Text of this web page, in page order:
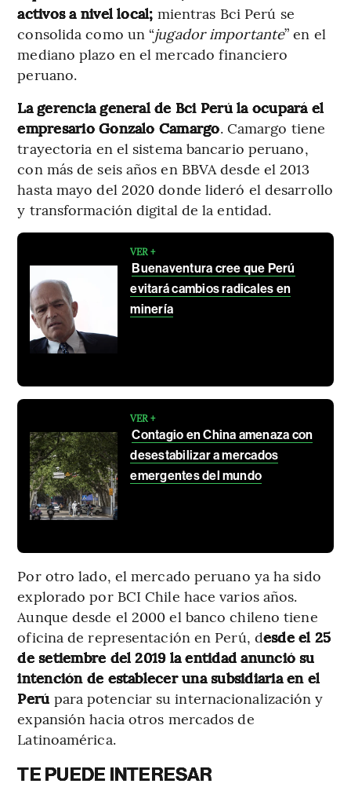
activos a nivel local; mientras Bci Perú se
consolida como un “jugador importante” en el
mediano plazo en el mercado financiero
peruano.
La gerencia general de Bci Perú la ocupará el
empresario Gonzalo Camargo. Camargo tiene
trayectoria en el sistema bancario peruano,
con más de seis años en BBVA desde el 2013
hasta mayo del 2020 donde lideró el desarrollo
y transformación digital de la entidad.
VER +
Buenaventura cree que Perú
evitará cambios radicales en
minería
VER +
Contagio en China amenaza con
desestabilizar a mercados
emergentes del mundo
Por otro lado, el mercado peruano ya ha sido
explorado por BCI Chile hace varios años.
Aunque desde el 2000 el banco chileno tiene
oficina de representación en Perú, desde el 25
de setiembre del 2019 la entidad anunció su
intención de establecer una subsidiaria en el
Perú para potenciar su internacionalización y
expansión hacia otros mercados de
Latinoamérica.
TE PUEDE INTERESAR